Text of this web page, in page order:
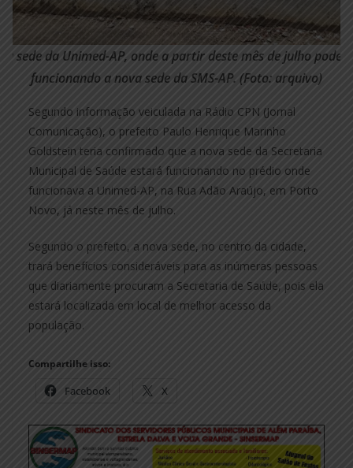
sede da Unimed-AP, onde a partir deste mês de julho
funcionando a nova sede da SMS-AP. (Foto: arquivo)
Segundo informação veiculada na Rádio CPN (Jornal
Comunicação), o prefeito Paulo Henrique Marinho
Goldstein teria confirmado que a nova sede da Secretaria
Municipal de Saúde estará funcionando no prédio onde
funcionava a Unimed-AP, na Rua Adão Araújo, em Porto
Novo, já neste mês de julho.
Segundo o prefeito, a nova sede, no centro da cidade,
trará benefícios consideráveis para as inúmeras pessoas
que diariamente procuram a Secretaria de Saúde, pois ela
estará localizada em local de melhor acesso da
população.
Compartilhe isso:
Facebook X